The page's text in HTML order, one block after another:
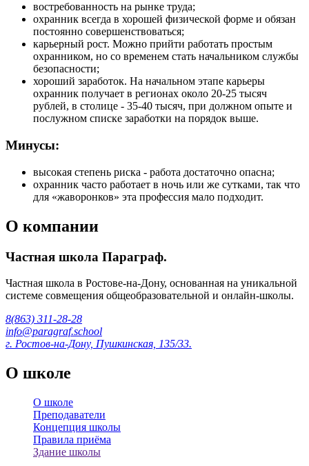
востребованность на рынке труда;
охранник всегда в хорошей физической форме и обязан
постоянно совершенствоваться;
карьерный рост. Можно прийти работать простым
охранником, но со временем стать начальником службы
безопасности;
хороший заработок. На начальном этапе карьеры
охранник получает в регионах около 20-25 тысяч
рублей, в столице - 35-40 тысяч, при должном опыте и
послужном списке заработки на порядок выше.
Минусы:
высокая степень риска - работа достаточно опасна;
охранник часто работает в ночь или же сутками, так что
для «жаворонков» эта профессия мало подходит.
О компании
Частная школа Параграф.
Частная школа в Ростове-на-Дону, основанная на уникальной
системе совмещения общеобразовательной и онлайн-школы.
8(863) 311-28-28
info@paragraf.school
г. Ростов-на-Дону, Пушкинская, 135/33.
О школе
О школе
Преподаватели
Концепция школы
Правила приёма
Здание школы